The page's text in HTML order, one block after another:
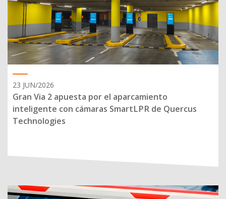
23 JUN/2026
Gran Via 2 apuesta por el aparcamiento
inteligente con cámaras SmartLPR de Quercus
Technologies